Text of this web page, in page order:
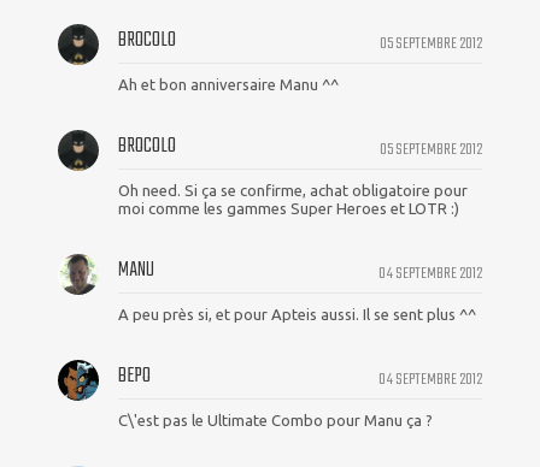
05 SEPTEMBRE 2012
BROCOLO
Ah et bon anniversaire Manu ^^
05 SEPTEMBRE 2012
BROCOLO
Oh need. Si ça se confirme, achat obligatoire pour
moi comme les gammes Super Heroes et LOTR :)
04 SEPTEMBRE 2012
MANU
A peu près si, et pour Apteis aussi. Il se sent plus ^^
04 SEPTEMBRE 2012
BEPO
C\'est pas le Ultimate Combo pour Manu ça ?